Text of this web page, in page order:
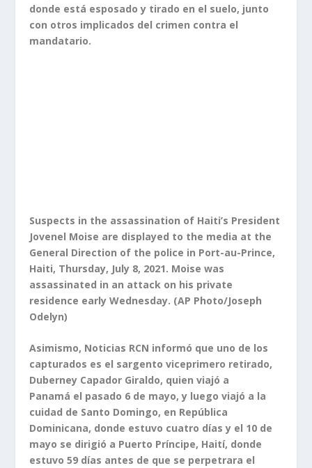
donde está esposado y tirado en el suelo, junto
con otros implicados del crimen contra el
mandatario.
Suspects in the assassination of Haiti’s President
Jovenel Moise are displayed to the media at the
General Direction of the police in Port-au-Prince,
Haiti, Thursday, July 8, 2021. Moise was
assassinated in an attack on his private
residence early Wednesday. (AP Photo/Joseph
Odelyn)
Asimismo, Noticias RCN informó que uno de los
capturados es el sargento viceprimero retirado,
Duberney Capador Giraldo, quien viajó a
Panamá el pasado 6 de mayo, y luego viajó a la
cuidad de Santo Domingo, en República
Dominicana, donde estuvo cuatro días y el 10 de
mayo se dirigió a Puerto Príncipe, Haití, donde
estuvo 59 días antes de que se perpetrara el